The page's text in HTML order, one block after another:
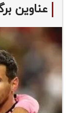
عناوین